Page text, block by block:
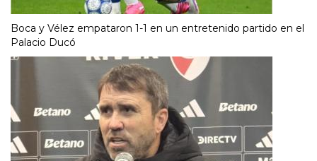
Boca y Vélez empataron 1-1 en un entretenido partido en el
Palacio Ducó